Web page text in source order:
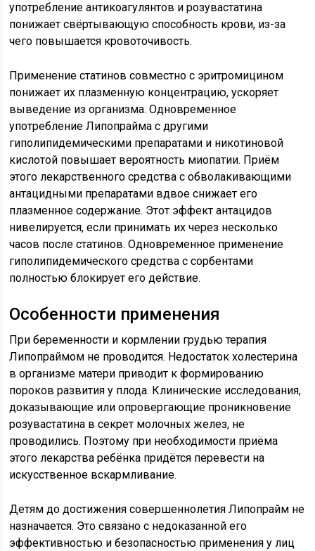
употребление антикоагулянтов и розувастатина
понижает свёртывающую способность крови, из-за
чего повышается кровоточивость.
Применение статинов совместно с эритромицином
понижает их плазменную концентрацию, ускоряет
выведение из организма. Одновременное
употребление Липопрайма с другими
гиполипидемическими препаратами и никотиновой
кислотой повышает вероятность миопатии. Приём
этого лекарственного средства с обволакивающими
антацидными препаратами вдвое снижает его
плазменное содержание. Этот эффект антацидов
нивелируется, если принимать их через несколько
часов после статинов. Одновременное применение
гиполипидемического средства с сорбентами
полностью блокирует его действие.
Особенности применения
При беременности и кормлении грудью терапия
Липопраймом не проводится. Недостаток холестерина
в организме матери приводит к формированию
пороков развития у плода. Клинические исследования,
доказывающие или опровергающие проникновение
розувастатина в секрет молочных желез, не
проводились. Поэтому при необходимости приёма
этого лекарства ребёнка придётся перевести на
искусственное вскармливание.
Детям до достижения совершеннолетия Липопрайм не
назначается. Это связано с недоказанной его
эффективностью и безопасностью применения у лиц